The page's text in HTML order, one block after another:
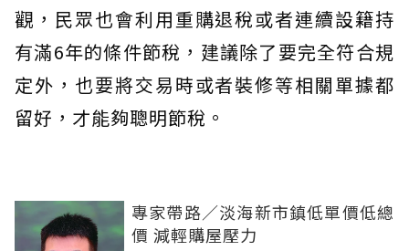
觀，民眾也會利用重購退稅或者連續設籍持
有滿6年的條件節稅，建議除了要完全符合規
定外，也要將交易時或者裝修等相關單據都
留好，才能夠聰明節稅。
專家帶路／淡海新市鎮低單價低總
價 減輕購屋壓力